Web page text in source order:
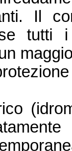
Il
tutti i